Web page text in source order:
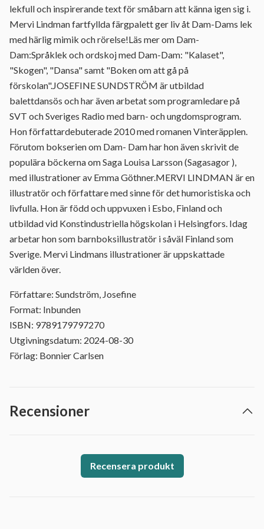
lekfull och inspirerande text för småbarn att känna igen sig i.
Mervi Lindman fartfyllda färgpalett ger liv åt Dam-Dams lek
med härlig mimik och rörelse!Läs mer om Dam-
Dam:Språklek och ordskoj med Dam-Dam: "Kalaset",
"Skogen", "Dansa" samt "Boken om att gå på
förskolan".JOSEFINE SUNDSTRÖM är utbildad
balettdansös och har även arbetat som programledare på
SVT och Sveriges Radio med barn- och ungdomsprogram.
Hon författardebuterade 2010 med romanen Vinteräpplen.
Förutom bokserien om Dam- Dam har hon även skrivit de
populära böckerna om Saga Louisa Larsson (Sagasagor ),
med illustrationer av Emma Göthner.MERVI LINDMAN är en
illustratör och författare med sinne för det humoristiska och
livfulla. Hon är född och uppvuxen i Esbo, Finland och
utbildad vid Konstindustriella högskolan i Helsingfors. Idag
arbetar hon som barnboksillustratör i såväl Finland som
Sverige. Mervi Lindmans illustrationer är uppskattade
världen över.
Författare: Sundström, Josefine
Format: Inbunden
ISBN: 9789179797270
Utgivningsdatum: 2024-08-30
Förlag: Bonnier Carlsen
Recensioner
Recensera produkt